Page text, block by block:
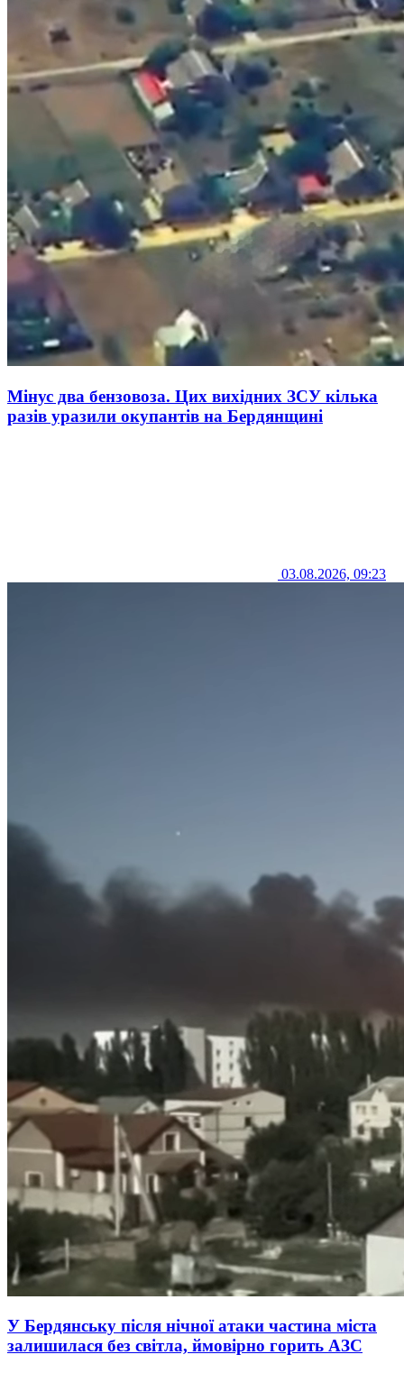
Мінус два бензовоза. Цих вихідних ЗСУ кілька
разів уразили окупантів на Бердянщині
03.08.2026, 09:23
У Бердянську після нічної атаки частина міста
залишилася без світла, ймовірно горить АЗС